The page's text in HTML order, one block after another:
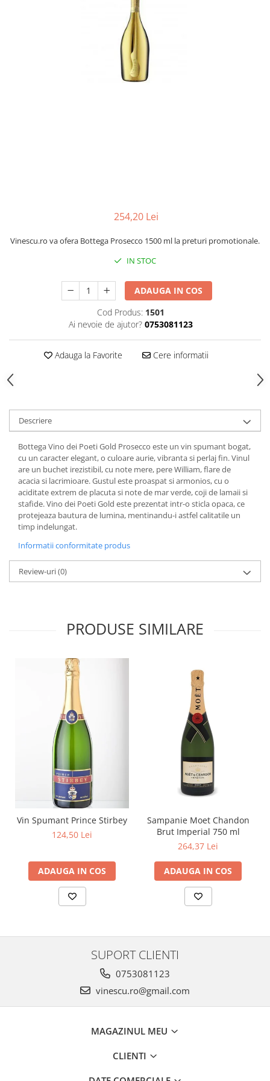
254,20 Lei
Vinescu.ro va ofera Bottega Prosecco 1500 ml la preturi promotionale.
IN STOC
ADAUGA IN COS
Cod Produs: 1501
Ai nevoie de ajutor? 0753081123
Adauga la Favorite Cere informatii
Descriere
Bottega Vino dei Poeti Gold Prosecco este un vin spumant bogat,
cu un caracter elegant, o culoare aurie, vibranta si perlaj fin. Vinul
are un buchet irezistibil, cu note mere, pere William, flare de
acacia si lacrimioare. Gustul este proaspat si armonios, cu o
aciditate extrem de placuta si note de mar verde, coji de lamaii si
stafide. Vino dei Poeti Gold este prezentat intr-o sticla opaca, ce
protejeaza bautura de lumina, mentinandu-i astfel calitatile un
timp indelungat.
Informatii conformitate produs
Review-uri(0)
PRODUSE SIMILARE
Vin Spumant Prince Stirbey
124,50 Lei
ADAUGA IN COS
Sampanie Moet Chandon
Brut Imperial 750 ml
264,37 Lei
ADAUGA IN COS
SUPORT CLIENTI
0753081123
vinescu.ro@gmail.com
MAGAZINUL MEU
CLIENTI